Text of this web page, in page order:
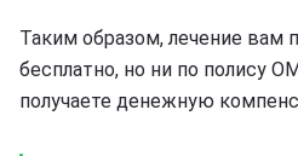
Таким образом, лечение вам
бесплатно, но ни по полису
получаете денежную